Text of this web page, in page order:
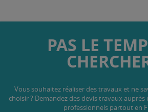
PAS LE
Vous souhaitez réaliser des travaux et ne
choisir ? Demandez des devis travaux auprès
professionnels partout en